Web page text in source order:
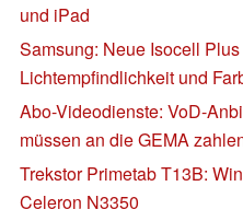
und iPad
Samsung: Neue Isocell
Lichtempfindlichkeit und
Abo-Videodienste: VoD-
müssen an die GEMA
Trekstor Primetab T13B:
Celeron N3350